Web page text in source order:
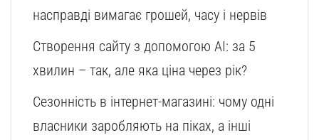
насправді вимагає грошей, часу і нервів
Створення сайту з допомогою AI: за 5
хвилин – так, але яка ціна через рік?
Сезонність в інтернет-магазині: чому одні
власники заробляють на піках, а інші